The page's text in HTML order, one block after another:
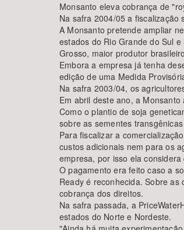
Área de Levantamento
Monsanto eleva cobrança de
Na safra 2004/05 a
A Monsanto pretende ampliar
estados do Rio Grande do Sul
Grosso, maior produtor
Embora a empresa já tenha
edição de uma Medida
Na safra 2003/04, os
Em abril deste ano, a
Como o plantio de soja
sobre as sementes
Para fiscalizar a
custos adicionais nem para os
empresa, por isso ela
O pagamento era feito caso a
Ready é reconhecida. Sobre
cobrança dos direitos.
Na safra passada, a
estados do Norte e Nordeste.